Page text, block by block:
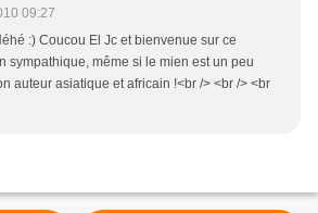
09:27
:) Coucou El Jc et bienvenue sur ce
sympathique, même si le mien est un peu
auteur asiatique et africain !<br /> <br /> <br